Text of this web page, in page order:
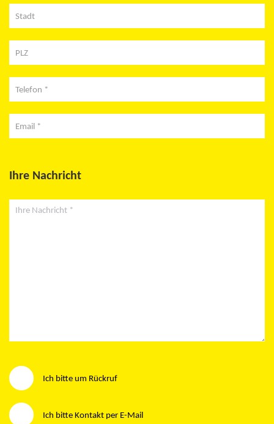
Ihre Nachricht
Ihre Nachricht
Ich bitte um Rückruf
Ich bitte Kontakt per E-Mail